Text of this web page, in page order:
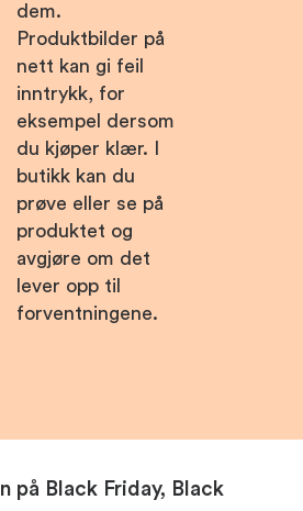
dem.
Produktbilder på
nett kan gi feil
inntrykk, for
eksempel dersom
du kjøper klær. I
butikk kan du
prøve eller se på
produktet og
avgjøre om det
lever opp til
forventningene.
på Black Friday, Black